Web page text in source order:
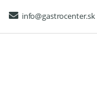
navigation
content
info@gastrocenter.sk